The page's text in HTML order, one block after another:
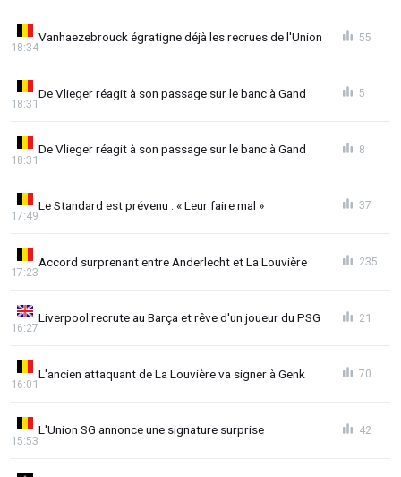
Vanhaezebrouck égratigne déjà les recrues de l'Union
18:34
55
De Vlieger réagit à son passage sur le banc à Gand
18:31
5
De Vlieger réagit à son passage sur le banc à Gand
18:31
8
Le Standard est prévenu : « Leur faire mal »
17:49
37
Accord surprenant entre Anderlecht et La Louvière
17:23
235
Liverpool recrute au Barça et rêve d'un joueur du PSG
16:27
21
L'ancien attaquant de La Louvière va signer à Genk
16:01
70
L'Union SG annonce une signature surprise
15:53
42